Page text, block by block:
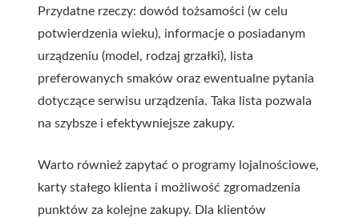
Przydatne rzeczy: dowód tożsamości (w celu
potwierdzenia wieku), informacje o posiadanym
urządzeniu (model, rodzaj grzałki), lista
preferowanych smaków oraz ewentualne pytania
dotyczące serwisu urządzenia. Taka lista pozwala
na szybsze i efektywniejsze zakupy.
Warto również zapytać o programy lojalnościowe,
karty stałego klienta i możliwość zgromadzenia
punktów za kolejne zakupy. Dla klientów